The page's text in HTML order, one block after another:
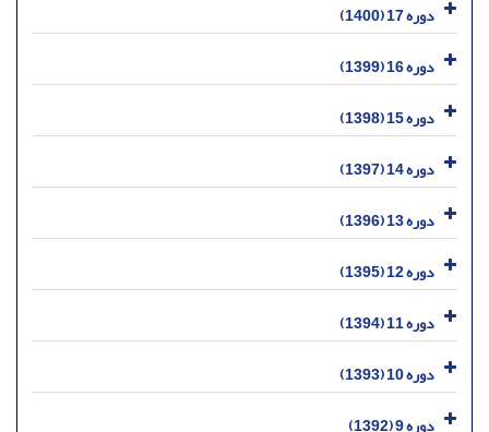
دوره 17 (1400)
دوره 16 (1399)
دوره 15 (1398)
دوره 14 (1397)
دوره 13 (1396)
دوره 12 (1395)
دوره 11 (1394)
دوره 10 (1393)